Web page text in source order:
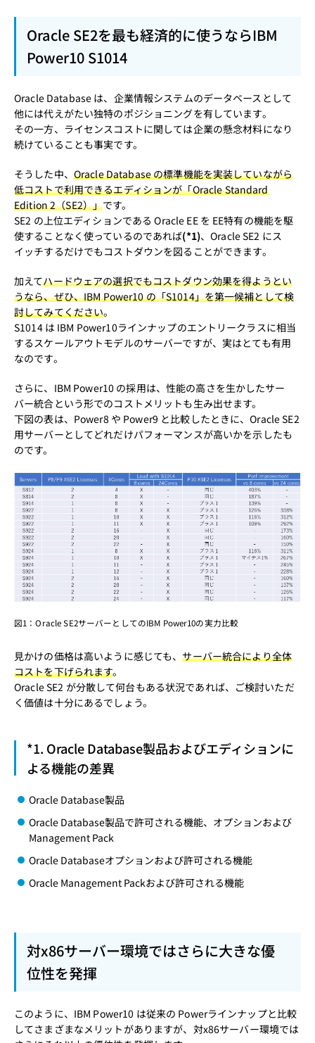
Oracle SE2を最も経済的に使うならIBM
Power10 S1014
Oracle Database は、企業情報システムのデータベースとして
他には代えがたい独特のポジショニングを有しています。
その一方、ライセンスコストに関しては企業の懸念材料になり
続けていることも事実です。
そうした中、 Oracle Database の標準機能を実装していながら
低コストで利用できるエディションが「Oracle Standard
Edition 2（SE2）」です。
SE2 の上位エディションである Oracle EE を EE特有の機能を駆
使することなく使っているのであれば(*1)、Oracle SE2 にス
イッチするだけでもコストダウンを図ることができます。
加えてハードウェアの選択でもコストダウン効果を得ようとい
うなら、ぜひ、IBM Power10 の「S1014」を第一候補として検
討してみてください。
S1014 は IBM Power10ラインナップのエントリークラスに相当
するスケールアウトモデルのサーバーですが、実はとても有用
なのです。
さらに、IBM Power10 の採用は、性能の高さを生かしたサー
バー統合という形でのコストメリットも生み出せます。
下図の表は、Power8 や Power9 と比較したときに、Oracle SE2
用サーバーとしてどれだけパフォーマンスが高いかを示したも
のです。
図1：Oracle SE2サーバーとしてのIBM Power10の実力比較
見かけの価格は高いように感じても、サーバー統合により全体
コストを下げられます。
Oracle SE2 が分散して何台もある状況であれば、ご検討いただ
く価値は十分にあるでしょう。
*1. Oracle Database製品およびエディションに
よる機能の差異
Oracle Database製品
Oracle Database製品で許可される機能、オプションおよび
Management Pack
Oracle Databaseオプションおよび許可される機能
Oracle Management Packおよび許可される機能
対x86サーバー環境ではさらに大きな優
位性を発揮
このように、IBM Power10 は従来の Powerラインナップと比較
してさまざまなメリットがありますが、対x86サーバー環境では